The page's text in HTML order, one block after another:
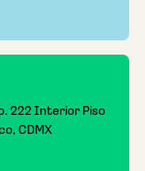
222 Interior Piso
CDMX